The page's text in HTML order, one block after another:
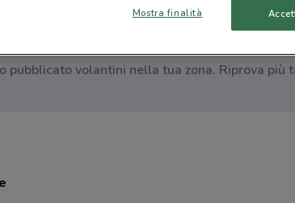
pubblicato volantini nella tua zona. Riprova più
Mostra finalità